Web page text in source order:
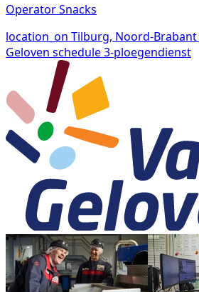
Operator Snacks
location_on Tilburg, Noord-Brabant
Geloven schedule3-ploegendienst